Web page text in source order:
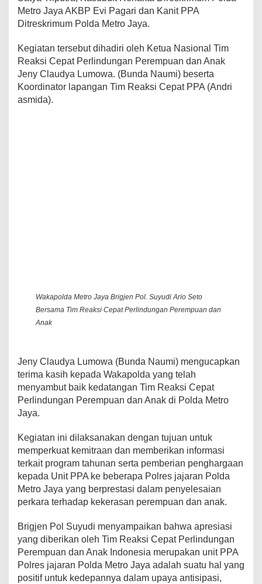
Metro Jaya AKBP Evi Pagari dan Kanit PPA
Ditreskrimum Polda Metro Jaya.
Kegiatan tersebut dihadiri oleh Ketua Nasional Tim
Reaksi Cepat Perlindungan Perempuan dan Anak
Jeny Claudya Lumowa. (Bunda Naumi) beserta
Koordinator lapangan Tim Reaksi Cepat PPA (Andri
asmida).
Wakapolda Metro Jaya Brigjen Pol. Suyudi Ario Seto
Bersama Tim Reaksi Cepat Perlindungan Perempuan dan
Anak
Jeny Claudya Lumowa (Bunda Naumi) mengucapkan
terima kasih kepada Wakapolda yang telah
menyambut baik kedatangan Tim Reaksi Cepat
Perlindungan Perempuan dan Anak di Polda Metro
Jaya.
Kegiatan ini dilaksanakan dengan tujuan untuk
memperkuat kemitraan dan memberikan informasi
terkait program tahunan serta pemberian penghargaan
kepada Unit PPA ke beberapa Polres jajaran Polda
Metro Jaya yang berprestasi dalam penyelesaian
perkara terhadap kekerasan perempuan dan anak.
Brigjen Pol Suyudi menyampaikan bahwa apresiasi
yang diberikan oleh Tim Reaksi Cepat Perlindungan
Perempuan dan Anak Indonesia merupakan unit PPA
Polres jajaran Polda Metro Jaya adalah suatu hal yang
positif untuk kedepannya dalam upaya antisipasi,